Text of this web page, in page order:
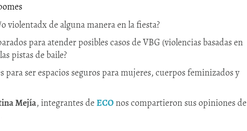
violentadx de alguna manera en la fiesta?
para atender posibles casos de VBG (violencias basadas en
pistas de baile?
para ser espacios seguros para mujeres, cuerpos feminizados y
Mejía, integrantes deECOnos compartieron sus opiniones de